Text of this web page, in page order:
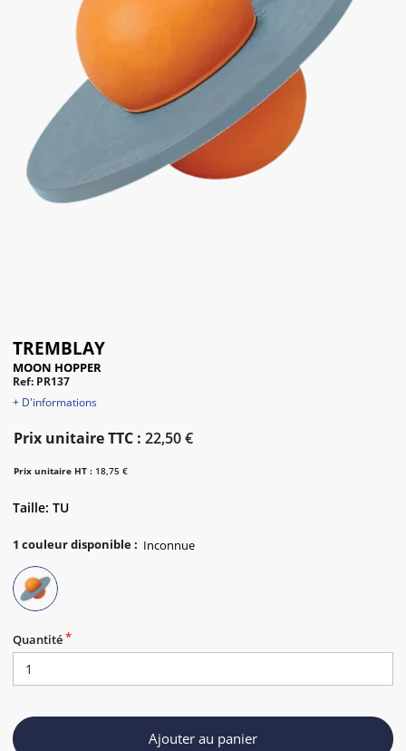
TREMBLAY
MOON HOPPER
Ref: PR137
+ D'informations
Prix unitaire TTC : 22,50 €
Prix unitaire HT : 18,75 €
Taille: TU
1 couleur disponible:
Quantité
Ajouter au panier